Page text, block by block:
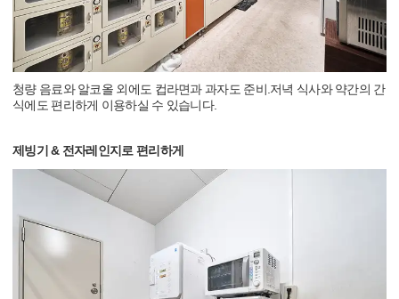
청량 음료와 알코올 외에도 컵라면과 과자도 준비.저녁 식사와 약간의 간
식에도 편리하게 이용하실 수 있습니다.
제빙기 & 전자레인지로 편리하게